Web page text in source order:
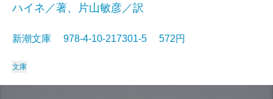
ハイネ／著、片山敏彦／訳
新潮文庫 978-4-10-217301-5 572円
文庫